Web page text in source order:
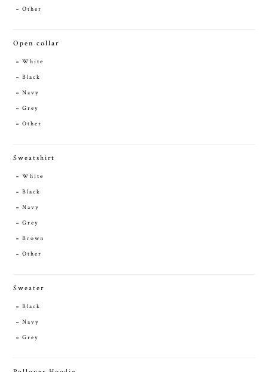
Other
Open collar
White
Black
Navy
Grey
Other
Sweatshirt
White
Black
Navy
Grey
Brown
Other
Sweater
Black
Navy
Grey